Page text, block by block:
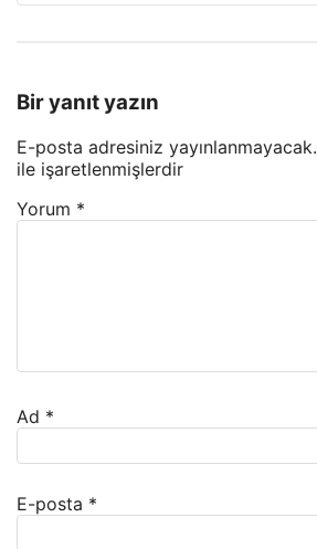
Bir yanıt yazın
E-posta adresiniz yayınlanmayacak.
ile işaretlenmişlerdir
Yorum *
Ad *
E-posta *